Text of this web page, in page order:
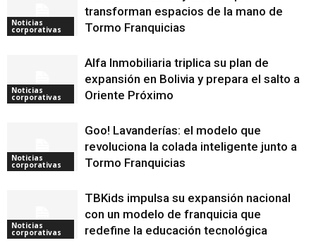
Noticias
corporativas
transforman espacios de la mano de
Tormo Franquicias
Noticias
corporativas
Alfa Inmobiliaria triplica su plan de
expansión en Bolivia y prepara el salto a
Oriente Próximo
Noticias
corporativas
Goo! Lavanderías: el modelo que
revoluciona la colada inteligente junto a
Tormo Franquicias
Noticias
corporativas
TBKids impulsa su expansión nacional
con un modelo de franquicia que
redefine la educación tecnológica